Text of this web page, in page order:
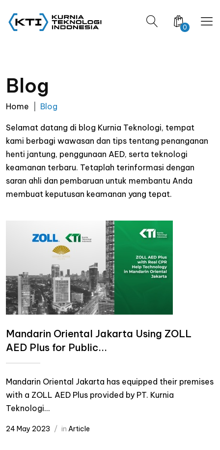
0
Blog
Home Blog
Selamat datang di blog Kurnia Teknologi, tempat
kami berbagi wawasan dan tips tentang penanganan
henti jantung, penggunaan AED, serta teknologi
keamanan terbaru. Tetaplah terinformasi dengan
saran ahli dan pembaruan untuk membantu Anda
membuat keputusan keamanan yang tepat.
Mandarin Oriental Jakarta Using ZOLL
AED Plus for Public...
Mandarin Oriental Jakarta has equipped their premises
with a ZOLL AED Plus provided by PT. Kurnia
Teknologi...
24 May 2023 in Article